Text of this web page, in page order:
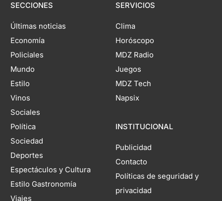
SECCIONES
Últimas noticias
Economía
Policiales
Mundo
Estilo
Vinos
Sociales
Política
Sociedad
Deportes
Espectáculos y Cultura
Estilo Gastronomía
Viajes
SERVICIOS
Clima
Horóscopo
MDZ Radio
Juegos
MDZ Tech
Napsix
INSTITUCIONAL
Publicidad
Contacto
Políticas de seguridad y
privacidad